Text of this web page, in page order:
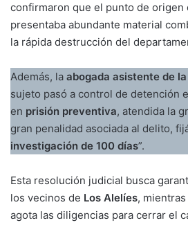
confirmaron que el punto de origen
presentaba abundante material
la rápida destrucción del
Además, la abogada asistente de
sujeto pasó a control de detención
en prisión preventiva, atendida la
gran penalidad asociada al delito,
investigación de 100 días”.
Esta resolución judicial busca
los vecinos de Los Alelíes, mientras
agota las diligencias para cerrar el